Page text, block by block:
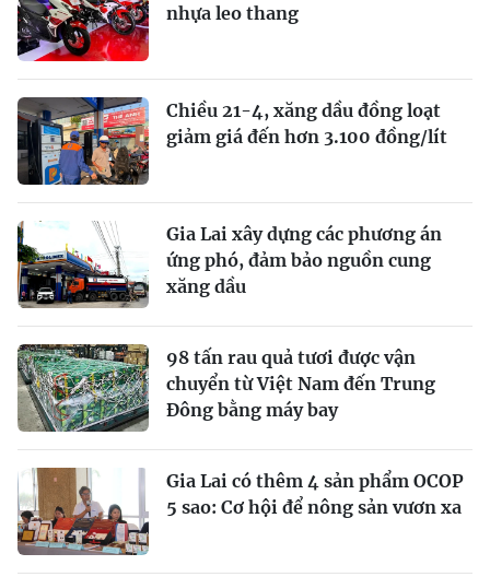
nhựa leo thang
Chiều 21-4, xăng dầu đồng loạt
giảm giá đến hơn 3.100 đồng/lít
Gia Lai xây dựng các phương án
ứng phó, đảm bảo nguồn cung
xăng dầu
98 tấn rau quả tươi được vận
chuyển từ Việt Nam đến Trung
Đông bằng máy bay
Gia Lai có thêm 4 sản phẩm OCOP
5 sao: Cơ hội để nông sản vươn xa